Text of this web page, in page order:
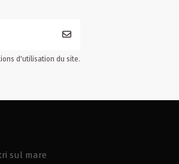
d'utilisation du site.
sul mare